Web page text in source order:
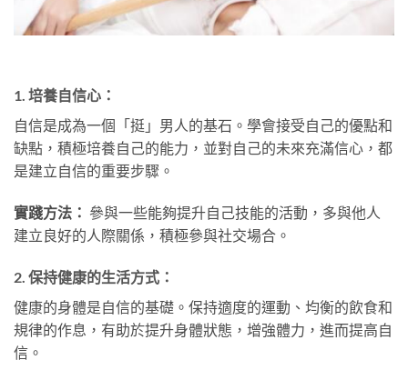
1. 培養自信心：
自信是成為一個「挺」男人的基石。學會接受自己的優點和
缺點，積極培養自己的能力，並對自己的未來充滿信心，都
是建立自信的重要步驟。
實踐方法： 參與一些能夠提升自己技能的活動，多與他人
建立良好的人際關係，積極參與社交場合。
2. 保持健康的生活方式：
健康的身體是自信的基礎。保持適度的運動、均衡的飲食和
規律的作息，有助於提升身體狀態，增強體力，進而提高自
信。